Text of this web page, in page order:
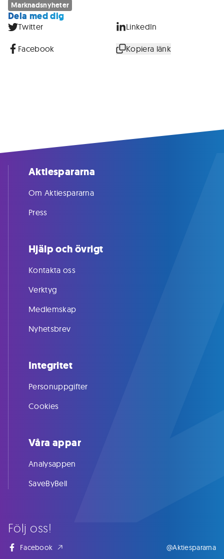
Marknadsnyheter
Dela med dig
Twitter LinkedIn
Facebook Kopiera länk
Följ oss!
Facebook @Aktiespararna
Aktiespararna
Om Aktiespararna
Press
Hjälp och övrigt
Kontakta oss
Verktyg
Medlemskap
Nyhetsbrev
Integritet
Personuppgifter
Cookies
Våra appar
Analysappen
SaveByBell